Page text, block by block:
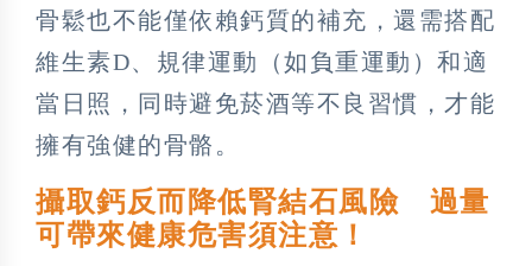
骨鬆也不能僅依賴鈣質的補充，還需搭配
維生素D、規律運動（如負重運動）和適
當日照，同時避免菸酒等不良習慣，才能
擁有強健的骨骼。
攝取鈣反而降低腎結石風險 過量
可帶來健康危害須注意！